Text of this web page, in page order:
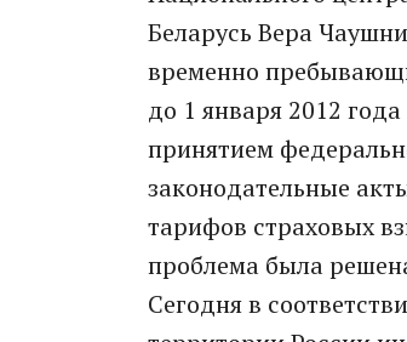
Беларусь Вера
временно
до 1 января 2012
принятием
законодательные
тарифов страховых
проблема была
Сегодня в